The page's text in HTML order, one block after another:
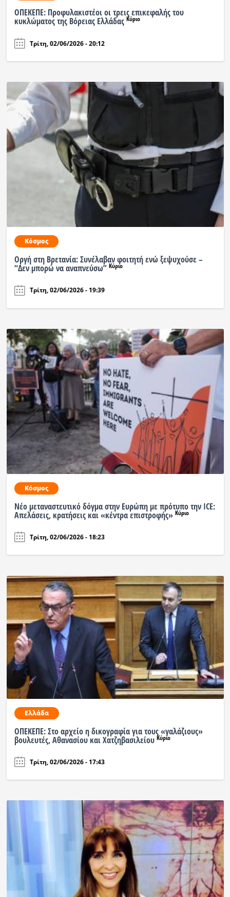
ΟΠΕΚΕΠΕ: Προφυλακιστέοι οι τρεις επικεφαλής του
κυκλώματος της Βόρειας Ελλάδας Κύριο
Τρίτη, 02/06/2026 - 20:12
Κόσμος
Οργή στη Βρετανία: Συνέλαβαν φοιτητή ενώ ξεψυχούσε –
“Δεν μπορώ να αναπνεύσω” Κύριο
Τρίτη, 02/06/2026 - 19:39
Κόσμος
Νέο μεταναστευτικό δόγμα στην Ευρώπη με πρότυπο την ICE:
Απελάσεις, κρατήσεις και «κέντρα επιστροφής» Κύριο
Τρίτη, 02/06/2026 - 18:23
Ελλάδα
ΟΠΕΚΕΠΕ: Στο αρχείο η δικογραφία για τους «γαλάζιους»
βουλευτές, Αθανασίου και Χατζηβασιλείου Κύριο
Τρίτη, 02/06/2026 - 17:43